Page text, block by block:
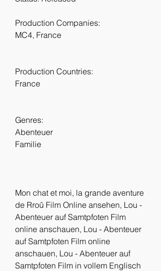
Production Companies:
MC4, France
Production Countries:
France
Genres:
Abenteuer
Familie
Mon chat et moi, la grande aventure
de Rroû Film Online ansehen, Lou -
Abenteuer auf Samtpfoten Film
online anschauen, Lou - Abenteuer
auf Samtpfoten Film online
anschauen, Lou - Abenteuer auf
Samtpfoten Film in vollem Englisch